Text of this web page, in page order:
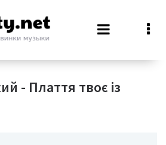
- Плаття твоє із